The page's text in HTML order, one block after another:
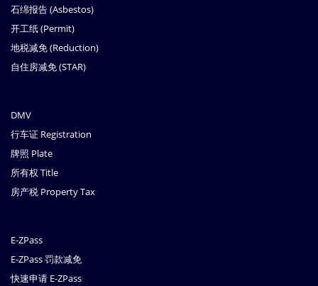
石绵报告 (Asbestos)
开工纸 (Permit)
地税减免 (Reduction)
自住房减免 (STAR)
DMV
行车证 Registration
牌照 Plate
所有权 Title
房产税 Property Tax
E-ZPass
E-ZPass 罚款减免
快速申请 E-ZPass